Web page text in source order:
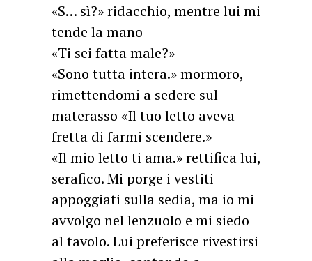
«S… sì?» ridacchio, mentre lui mi
tende la mano
«Ti sei fatta male?»
«Sono tutta intera.» mormoro,
rimettendomi a sedere sul
materasso «Il tuo letto aveva
fretta di farmi scendere.»
«Il mio letto ti ama.» rettifica lui,
serafico. Mi porge i vestiti
appoggiati sulla sedia, ma io mi
avvolgo nel lenzuolo e mi siedo
al tavolo. Lui preferisce rivestirsi